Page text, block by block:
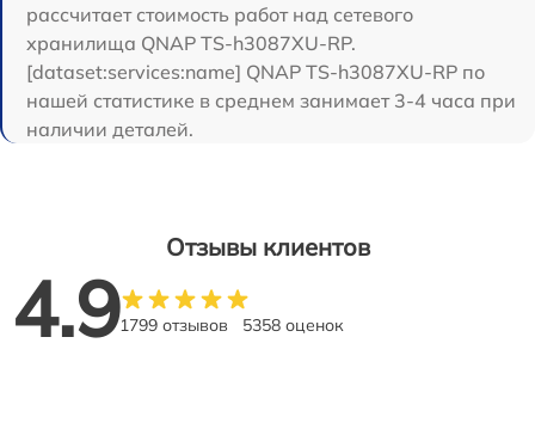
рассчитает стоимость работ над сетевого
хранилища QNAP TS-h3087XU-RP.
[dataset:services:name] QNAP TS-h3087XU-RP по
нашей статистике в среднем занимает 3-4 часа при
наличии деталей.
Отзывы клиентов
4.91799 отзывов 5358 оценок